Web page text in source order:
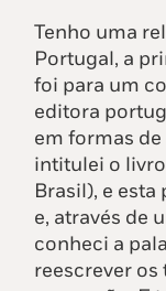
Tenho uma
Portugal, a
foi para um
editora
em formas
intitulei o
Brasil), e
e, através de
conheci a
reescrever os